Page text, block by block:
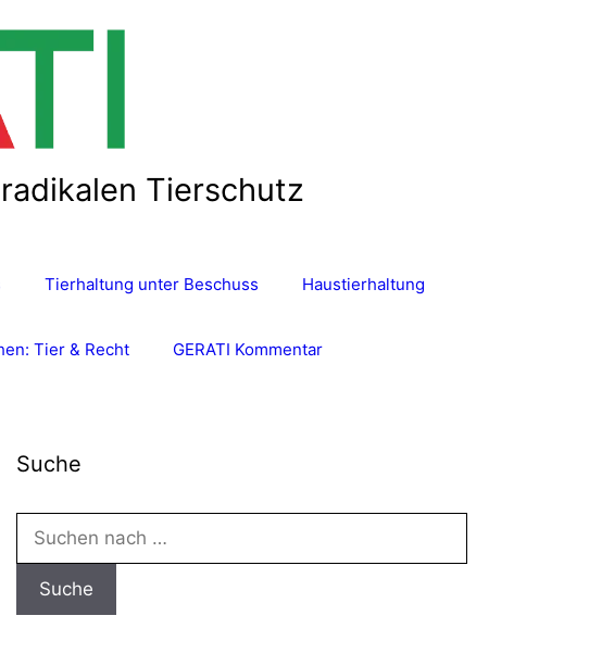
Tierschutz
Tierhaltung unter Beschuss Haustierhaltung
Tier & Recht GERATI Kommentar
Suche